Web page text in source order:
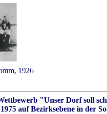
1926
"Unser Dorf soll
1975 auf Bezirksebene in der